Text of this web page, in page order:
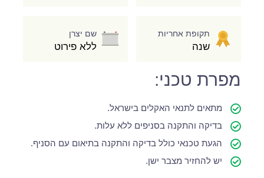
תקופת אחריות
שנה
שם יצרן
ללא פירוט
מפרת טכני:
מתאים לתנאי האקלים בישראל.
בדיקה והתקנה בסניפים ללא עלות.
הגעת טכנאי כולל בדיקה והתקנה בתיאום עם הסניף.
יש להחזיר מצבר ישן.